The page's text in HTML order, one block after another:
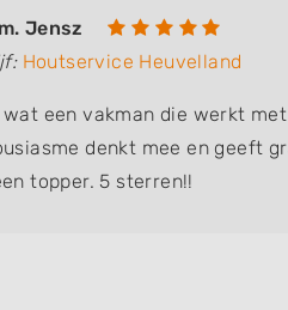
Jensz
Houtservice Heuvelland
wat een vakman die werkt
denkt mee en geeft
topper. 5 sterren!!